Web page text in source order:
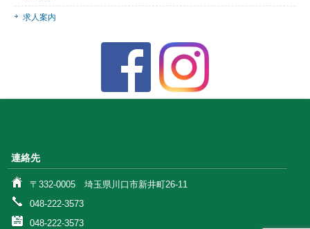
求人案内
連絡先
〒332-0005 埼玉県川口市新井町26-11
048-222-3573
048-222-3573